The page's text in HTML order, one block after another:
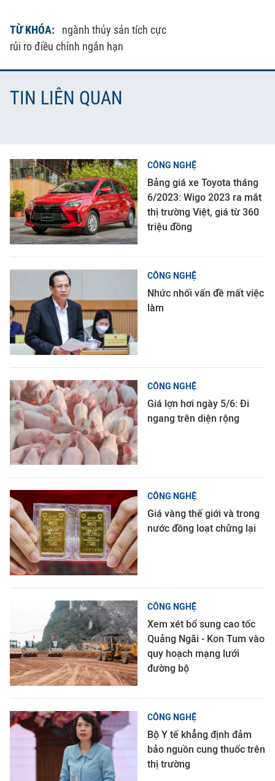
TỪ KHÓA:
ngành thủy sản tích cực
rủi ro điều chỉnh ngắn hạn
TIN LIÊN QUAN
CÔNG NGHỆ
Bảng giá xe Toyota tháng
6/2023: Wigo 2023 ra mắt
thị trường Việt, giá từ 360
triệu đồng
CÔNG NGHỆ
Nhức nhối vấn đề mất việc
làm
CÔNG NGHỆ
Giá lợn hơi ngày 5/6: Đi
ngang trên diện rộng
CÔNG NGHỆ
Giá vàng thế giới và trong
nước đồng loạt chững lại
CÔNG NGHỆ
Xem xét bổ sung cao tốc
Quảng Ngãi - Kon Tum vào
quy hoạch mạng lưới
đường bộ
CÔNG NGHỆ
Bộ Y tế khẳng định đảm
bảo nguồn cung thuốc trên
thị trường